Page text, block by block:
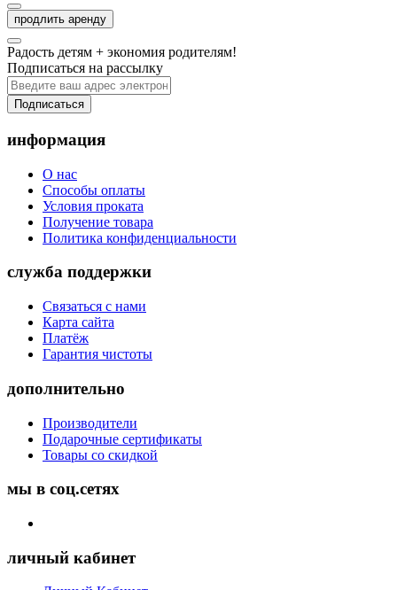
продлить аренду
Радость детям + экономия родителям!
Подписаться на рассылку
Подписаться
информация
О нас
Способы оплаты
Условия проката
Получение товара
Политика конфиденциальности
служба поддержки
Связаться с нами
Карта сайта
Платёж
Гарантия чистоты
дополнительно
Производители
Подарочные сертификаты
Товары со скидкой
мы в соц.сетях
личный кабинет